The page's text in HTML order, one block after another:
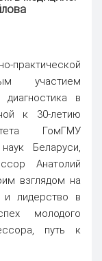
участием
диагностика в
к 30-летию
ГомГМУ
Беларуси,
Анатолий
взглядом на
и лидерство в
молодого
путь к